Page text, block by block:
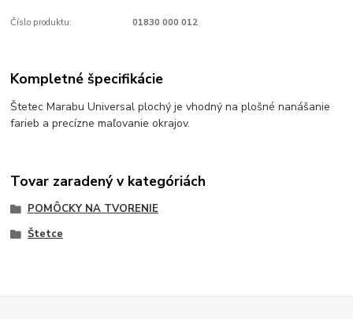
Číslo produktu: 01830 000 012
Kompletné špecifikácie
Štetec Marabu Universal plochý je vhodný na plošné nanášanie
farieb a precízne maľovanie okrajov.
Tovar zaradený v kategóriách
POMÔCKY NA TVORENIE
Štetce